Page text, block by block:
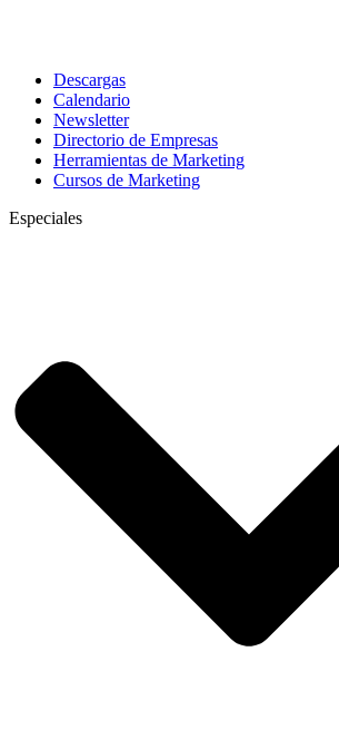
Descargas
Calendario
Newsletter
Directorio de Empresas
Herramientas de Marketing
Cursos de Marketing
Especiales